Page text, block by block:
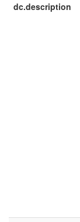
dc.description